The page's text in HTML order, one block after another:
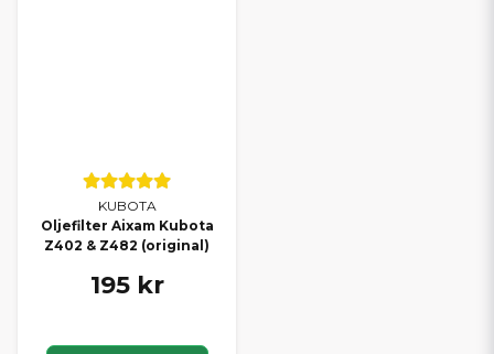
KUBOTA
Oljefilter Aixam Kubota
Z402 & Z482 (original)
195 kr